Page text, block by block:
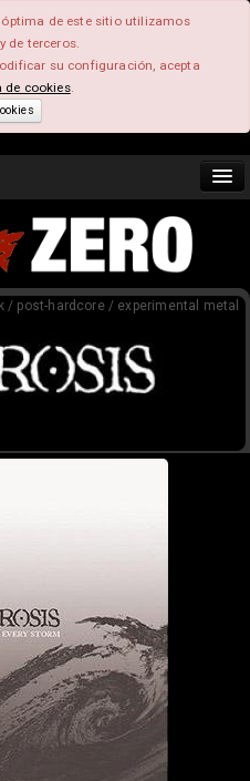
de este sitio utilizamos
de terceros.
su configuración, acepta
de cookies.
post-hardcore / experimental metal